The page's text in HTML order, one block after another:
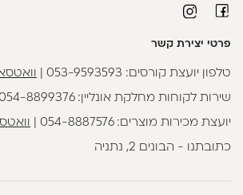
פרטי יצירת קשר
טלפון יועצת קורסים: 053-9593593
שירות לקוחות מחלקת אונליין:8899376
יועצת מכירות מוצרים:054-8887576
כתובתנו - הבונים 2, נתניה